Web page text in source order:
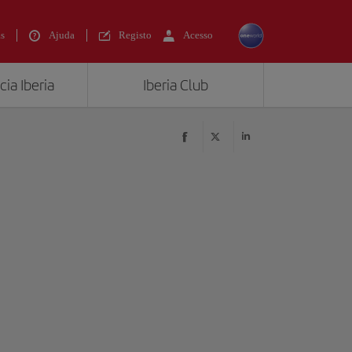
Ajuda Registo Acesso
Iberia Iberia Club